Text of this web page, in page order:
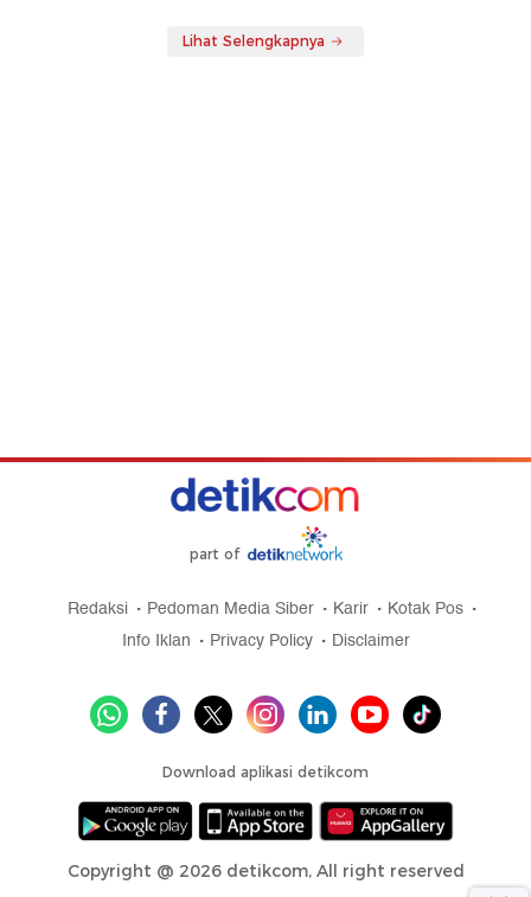
Lihat Selengkapnya
part of
Redaksi Pedoman Media Siber Karir
Kotak Pos
Info Iklan
Privacy Policy Disclaimer
Download aplikasi detikcom
Copyright @ 2026 detikcom, All right reserved